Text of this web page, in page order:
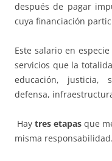
después de pagar
cuya financiación
Este salario en
servicios que la
educación, justicia,
defensa,
Hay tres etapas que
misma responsabilidad.